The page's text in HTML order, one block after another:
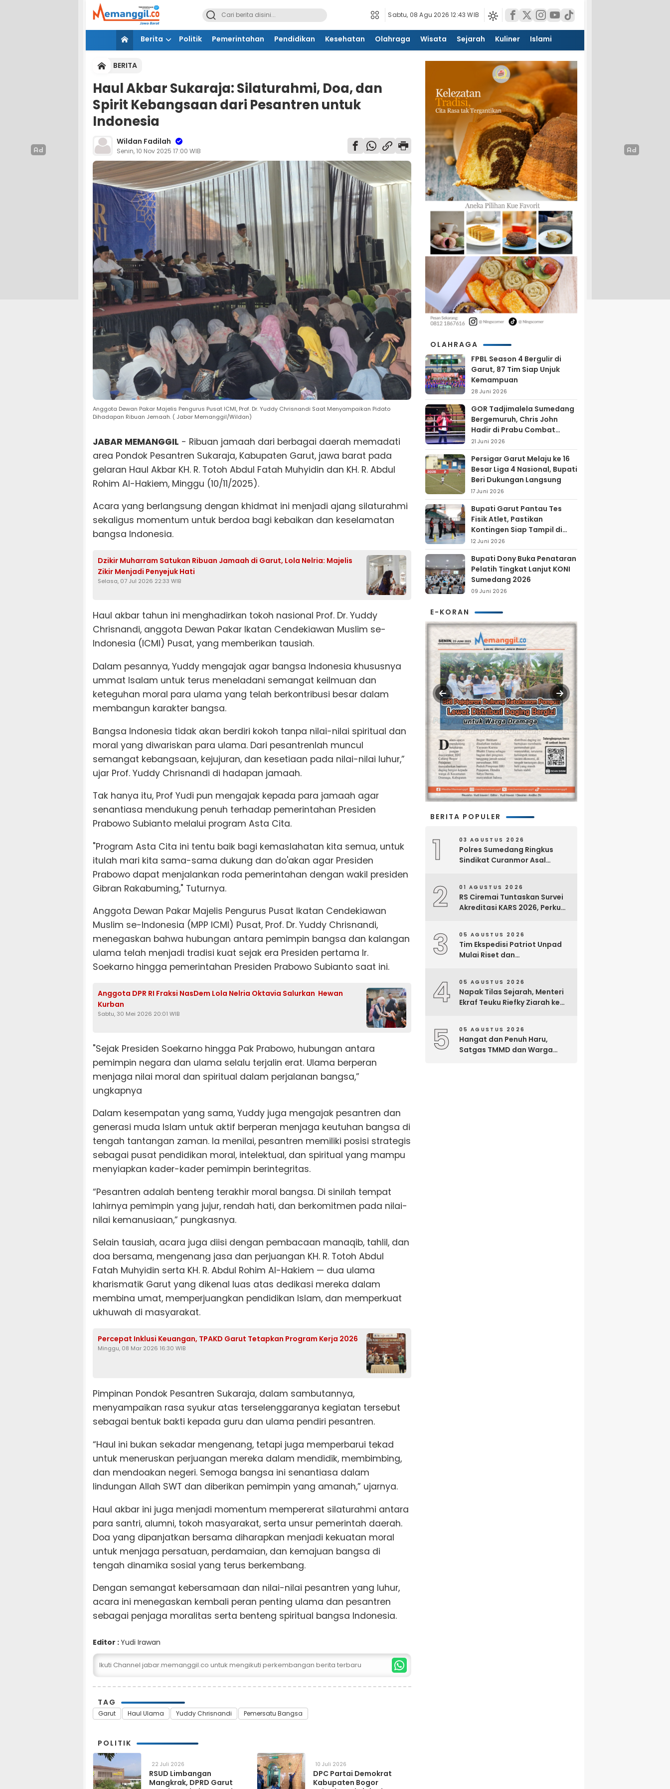
Sabtu, 08 Agu 2026 12:43 WIB
Berita Politik Pemerintahan Pendidikan Kesehatan Olahraga Wisata Sejarah Kuliner Islami
BERITA
Haul Akbar Sukaraja: Silaturahmi, Doa, dan
Spirit Kebangsaan dari Pesantren untuk
Indonesia
Wildan Fadilah
Senin, 10 Nov 2025 17:00 WIB
Anggota Dewan Pakar Majelis Pengurus Pusat ICMI, Prof. Dr. Yuddy Chrisnandi Saat Menyampaikan Pidato
Dihadapan Ribuan Jemaah. ( Jabar Memanggil/Wildan)
JABAR MEMANGGIL - Ribuan jamaah dari berbagai daerah memadati
area Pondok Pesantren Sukaraja, Kabupaten Garut, jawa barat pada
gelaran Haul Akbar KH. R. Totoh Abdul Fatah Muhyidin dan KH. R. Abdul
Rohim Al-Hakiem, Minggu (10/11/2025).
Acara yang berlangsung dengan khidmat ini menjadi ajang silaturahmi
sekaligus momentum untuk berdoa bagi kebaikan dan keselamatan
bangsa Indonesia.
Dzikir Muharram Satukan Ribuan Jamaah di Garut, Lola Nelria: Majelis
Zikir Menjadi Penyejuk Hati
Selasa, 07 Jul 2026 22:33 WIB
Haul akbar tahun ini menghadirkan tokoh nasional Prof. Dr. Yuddy
Chrisnandi, anggota Dewan Pakar Ikatan Cendekiawan Muslim se-
Indonesia (ICMI) Pusat, yang memberikan tausiah.
Dalam pesannya, Yuddy mengajak agar bangsa Indonesia khususnya
ummat Isalam untuk terus meneladani semangat keilmuan dan
keteguhan moral para ulama yang telah berkontribusi besar dalam
membangun karakter bangsa.
Bangsa Indonesia tidak akan berdiri kokoh tanpa nilai-nilai spiritual dan
moral yang diwariskan para ulama. Dari pesantrenlah muncul
semangat kebangsaan, kejujuran, dan kesetiaan pada nilai-nilai luhur,”
ujar Prof. Yuddy Chrisnandi di hadapan jamaah.
Tak hanya itu, Prof Yudi pun mengajak kepada para jamaah agar
senantiasa mendukung penuh terhadap pemerintahan Presiden
Prabowo Subianto melalui program Asta Cita.
"Program Asta Cita ini tentu baik bagi kemaslahatan kita semua, untuk
itulah mari kita sama-sama dukung dan do'akan agar Presiden
Prabowo dapat menjalankan roda pemerintahan dengan wakil presiden
Gibran Rakabuming," Tuturnya.
Anggota Dewan Pakar Majelis Pengurus Pusat Ikatan Cendekiawan
Muslim se-Indonesia (MPP ICMI) Pusat, Prof. Dr. Yuddy Chrisnandi,
menegaskan bahwa hubungan antara pemimpin bangsa dan kalangan
ulama telah menjadi tradisi kuat sejak era Presiden pertama Ir.
Soekarno hingga pemerintahan Presiden Prabowo Subianto saat ini.
Anggota DPR RI Fraksi NasDem Lola Nelria Oktavia Salurkan Hewan
Kurban
Sabtu, 30 Mei 2026 20:01 WIB
"Sejak Presiden Soekarno hingga Pak Prabowo, hubungan antara
pemimpin negara dan ulama selalu terjalin erat. Ulama berperan
menjaga nilai moral dan spiritual dalam perjalanan bangsa,”
ungkapnya
Dalam kesempatan yang sama, Yuddy juga mengajak pesantren dan
generasi muda Islam untuk aktif berperan menjaga keutuhan bangsa di
tengah tantangan zaman. Ia menilai, pesantren memiliki posisi strategis
sebagai pusat pendidikan moral, intelektual, dan spiritual yang mampu
menyiapkan kader-kader pemimpin berintegritas.
“Pesantren adalah benteng terakhir moral bangsa. Di sinilah tempat
lahirnya pemimpin yang jujur, rendah hati, dan berkomitmen pada nilai-
nilai kemanusiaan,” pungkasnya.
Selain tausiah, acara juga diisi dengan pembacaan manaqib, tahlil, dan
doa bersama, mengenang jasa dan perjuangan KH. R. Totoh Abdul
Fatah Muhyidin serta KH. R. Abdul Rohim Al-Hakiem — dua ulama
kharismatik Garut yang dikenal luas atas dedikasi mereka dalam
membina umat, memperjuangkan pendidikan Islam, dan memperkuat
ukhuwah di masyarakat.
Percepat Inklusi Keuangan, TPAKD Garut Tetapkan Program Kerja 2026
Minggu, 08 Mar 2026 16:30 WIB
Pimpinan Pondok Pesantren Sukaraja, dalam sambutannya,
menyampaikan rasa syukur atas terselenggaranya kegiatan tersebut
sebagai bentuk bakti kepada guru dan ulama pendiri pesantren.
“Haul ini bukan sekadar mengenang, tetapi juga memperbarui tekad
untuk meneruskan perjuangan mereka dalam mendidik, membimbing,
dan mendoakan negeri. Semoga bangsa ini senantiasa dalam
lindungan Allah SWT dan diberikan pemimpin yang amanah,” ujarnya.
Haul akbar ini juga menjadi momentum mempererat silaturahmi antara
para santri, alumni, tokoh masyarakat, serta unsur pemerintah daerah.
Doa yang dipanjatkan bersama diharapkan menjadi kekuatan moral
untuk menjaga persatuan, perdamaian, dan kemajuan bangsa di
tengah dinamika sosial yang terus berkembang.
Dengan semangat kebersamaan dan nilai-nilai pesantren yang luhur,
acara ini menegaskan kembali peran penting ulama dan pesantren
sebagai penjaga moralitas serta benteng spiritual bangsa Indonesia.
Editor :Yudi Irawan
Ikuti Channel jabar.memanggil.co untuk mengikuti perkembangan berita terbaru
TAG
Garut Haul Ulama Yuddy Chrisnandi Pemersatu Bangsa
POLITIK
22 Juli 2026
RSUD Limbangan
Mangkrak, DPRD Garut
10 Juli 2026
DPC Partai Demokrat
Kabupaten Bogor
OLAHRAGA
FPBL Season 4 Bergulir di
Garut, 87 Tim Siap Unjuk
Kemampuan
28 Juni 2026
GOR Tadjimalela Sumedang
Bergemuruh, Chris John
Hadir di Prabu Combat
Series 2026
21 Juni 2026
Persigar Garut Melaju ke 16
Besar Liga 4 Nasional, Bupati
Beri Dukungan Langsung
17 Juni 2026
Bupati Garut Pantau Tes
Fisik Atlet, Pastikan
Kontingen Siap Tampil di
Porprov 2026
12 Juni 2026
Bupati Dony Buka Penataran
Pelatih Tingkat Lanjut KONI
Sumedang 2026
09 Juni 2026
E-KORAN
BERITA POPULER
1 03 AGUSTUS 2026
Polres Sumedang Ringkus
Sindikat Curanmor Asal
2 01 AGUSTUS 2026
RS Ciremai Tuntaskan Survei
Akreditasi KARS 2026, Perkuat
3 05 AGUSTUS 2026
Tim Ekspedisi Patriot Unpad
Mulai Riset dan
Tomage, Fakfak
4 05 AGUSTUS 2026
Napak Tilas Sejarah, Menteri
Ekraf Teuku Riefky Ziarah ke
5 05 AGUSTUS 2026
Hangat dan Penuh Haru,
Satgas TMMD dan Warga